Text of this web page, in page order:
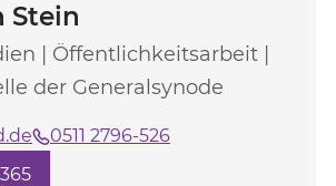
Stein
| Öffentlichkeitsarbeit |
der Generalsynode
0511 2796-526